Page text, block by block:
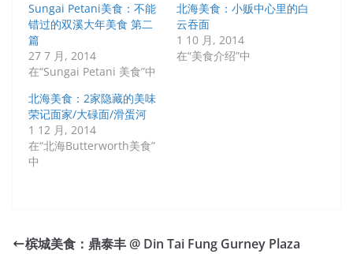
Sungai Petani美食：不能
错过的双溪大年美食 第二
篇
27 7 月, 2014
在“Sungai Petani 美食”中
北海美食：小贩中心里的白
云吞面
1 10 月, 2014
在“美食介绍”中
北海美食：2家隐藏的美味
荣记面家/大碌面/滑蛋河
1 12 月, 2014
在“北海Butterworth美食”
中
槟城美食：鼎泰丰 @ Din Tai Fung Gurney Plaza